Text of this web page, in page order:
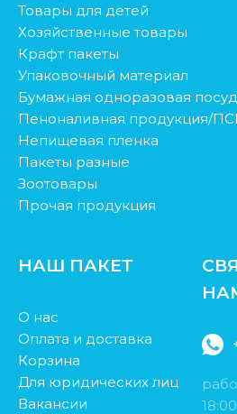
Товары для детей
Хозяйственные товары
Крафт пакеты
Упаковочный материал
Бумажная одноразовая
Пеноналивная продукция/
Непищевая пленка
Пакеты разные
Зоотовары
Прочая продукция
НАШ ПАКЕТ
О нас
Оплата и доставка
Корзина
Для юридических лиц
Вакансии
18:00